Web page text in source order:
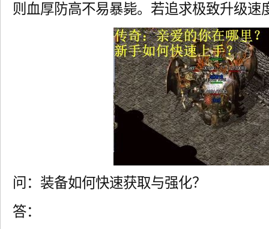
则血厚防高不易暴毙。若追求极致升级速
问：装备如何快速获取与强化？
答：